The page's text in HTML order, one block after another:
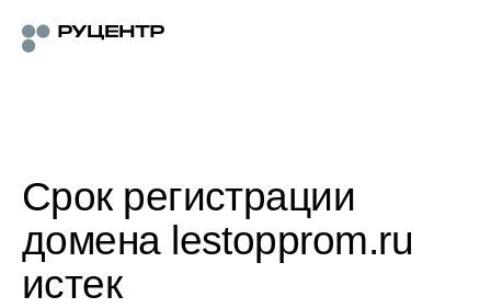
Срок регистрации
домена lestopprom.ru
истек